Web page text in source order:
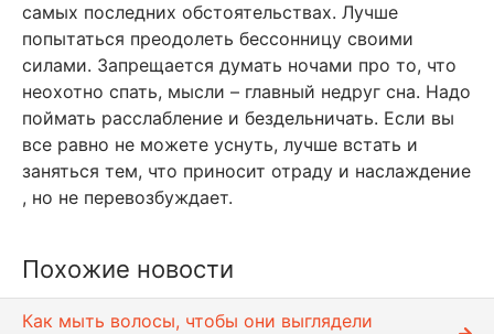
самых последних обстоятельствах. Лучше
попытаться преодолеть бессонницу своими
силами. Запрещается думать ночами про то, что
неохотно спать, мысли – главный недруг сна. Надо
поймать расслабление и бездельничать. Если вы
все равно не можете уснуть, лучше встать и
заняться тем, что приносит отраду и наслаждение
, но не перевозбуждает.
Похожие новости
Как мыть волосы, чтобы они выглядели